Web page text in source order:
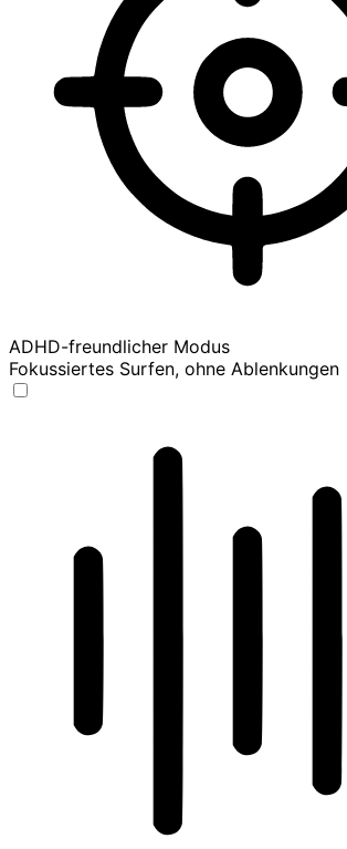
ADHD-freundlicher Modus
Fokussiertes Surfen, ohne Ablenkungen